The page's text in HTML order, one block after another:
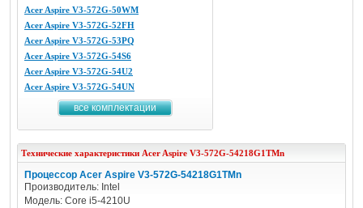
Acer Aspire V3-572G-50WM
Acer Aspire V3-572G-52FH
Acer Aspire V3-572G-53PQ
Acer Aspire V3-572G-54S6
Acer Aspire V3-572G-54U2
Acer Aspire V3-572G-54UN
все комплектации
Технические характеристики Acer Aspire V3-572G-54218G1TMn
Процессор Acer Aspire V3-572G-54218G1TMn
Производитель: Intel
Модель: Core i5-4210U